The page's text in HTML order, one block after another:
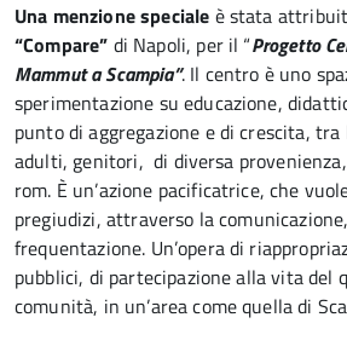
Una menzione speciale è stata
“Compare” di Napoli, per il “Progetto
Mammut a Scampia”. Il centro è uno
sperimentazione su educazione,
punto di aggregazione e di crescita,
adulti, genitori, di diversa
rom. È un’azione pacificatrice, che
pregiudizi, attraverso la
frequentazione. Un’opera di
pubblici, di partecipazione alla vita del
comunità, in un’area come quella di